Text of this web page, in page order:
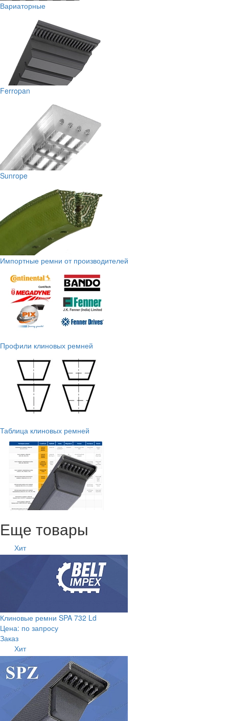
Вариаторные
Ferropan
Sunrope
Импортные ремни от производителей
Профили клиновых ремней
Таблица клиновых ремней
Еще товары
Хит
Клиновые ремни SPA 732 Ld
Цена: по запросу
Заказ
Хит